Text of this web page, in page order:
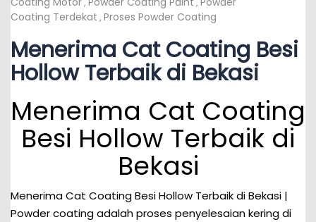
Coating Terdekat , Proses Powder Coating
Menerima Cat Coating Besi
Hollow Terbaik di Bekasi
Menerima Cat Coating
Besi Hollow Terbaik di
Bekasi
Menerima Cat Coating Besi Hollow Terbaik di Bekasi |
Powder coating adalah proses penyelesaian kering di